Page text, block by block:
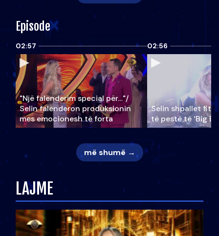
Episode
02:57
"Një falenderim special për…"/
Selin falënderon produksionin
mes emocionesh të forta
02:56
Selin shpallet
të pestë të ‘Big
më shumë →
LAJME